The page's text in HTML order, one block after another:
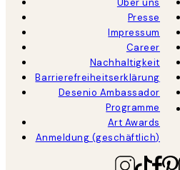
Presse
Impressum
Career
Nachhaltigkeit
Barrierefreiheitserklärung
Desenio Ambassador
Programme
Art Awards
Anmeldung (geschäftlich)